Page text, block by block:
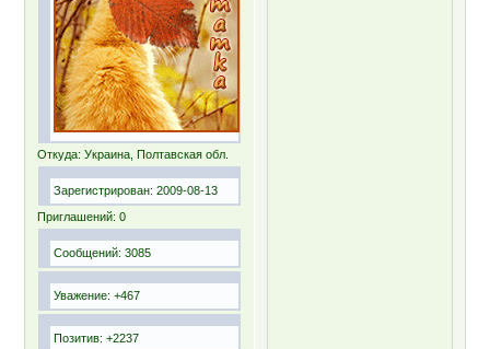
Откуда: Украина, Полтавская обл.
Зарегистрирован: 2009-08-13
Приглашений: 0
Сообщений: 3085
Уважение: +467
Позитив: +2237